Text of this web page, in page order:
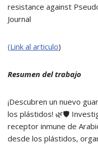
resistance against
Journal
(Link al articulo)
Resumen del trabajo
¡Descubren un nuevo
los plástidos! 🌿🛡️
receptor inmune de
desde los plástidos,